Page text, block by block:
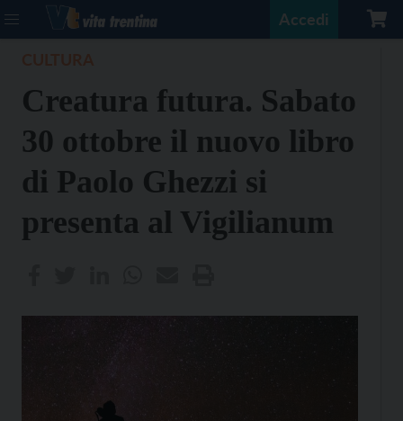
Accedi
Creatura futura. Sabato
30 ottobre il nuovo libro
di Paolo Ghezzi si
presenta al Vigilianum